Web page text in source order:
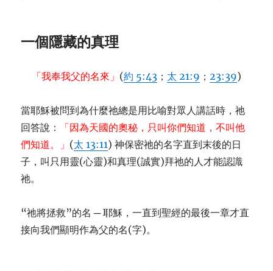
一個隱藏的真理
「我奉我父的名來」 (約 5:43 ； 太 21:9 ； 23:39)
當耶穌被問到為什麼祂總是用比喻對眾人講話時，祂
回答說：
「因為天國的奧秘，只叫你們知道，不叫他
們知道。」 (太 13:11) 神保密祂的名字直到末後的日
子，叫只用靈(心靈)和真理(誠實)拜祂的人才能認識
祂。
“祂將拯救”的名 ─ 耶穌，一直到聖經的最後一章才直
接向我們顯明作為父的名(字)。